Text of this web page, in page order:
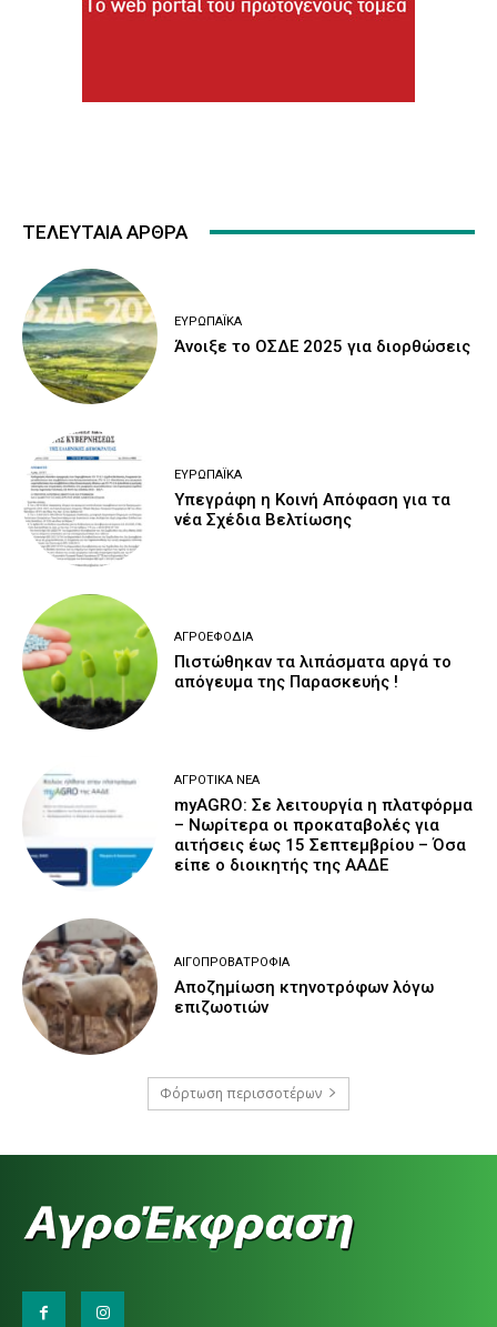
ΤΕΛΕΥΤΑΙΑ ΑΡΘΡΑ
ΕΥΡΩΠΑΪΚΆ
Άνοιξε το ΟΣΔΕ 2025 για διορθώσεις
ΕΥΡΩΠΑΪΚΆ
Υπεγράφη η Κοινή Απόφαση για τα
νέα Σχέδια Βελτίωσης
ΑΓΡΟΕΦΌΔΙΑ
Πιστώθηκαν τα λιπάσματα αργά το
απόγευμα της Παρασκευής !
ΑΓΡΟΤΙΚΆ ΝΈΑ
myAGRO: Σε λειτουργία η πλατφόρμα
– Νωρίτερα οι προκαταβολές για
αιτήσεις έως 15 Σεπτεμβρίου – Όσα
είπε ο διοικητής της ΑΑΔΕ
ΑΙΓΟΠΡΟΒΑΤΡΟΦΊΑ
Αποζημίωση κτηνοτρόφων λόγω
επιζωοτιών
Φόρτωση περισσοτέρων